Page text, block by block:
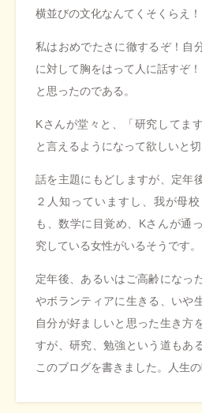
横並びの文化なんてくそくらえ！
私はおめでたさに徹するぞ！自
に対して胸をはって人に話すぞ！
と思ったのである。
Kさんが堂々と、「研究してま
と言えるようになって欲しいと切
話を主題にもどしますが、定年
２人知っていますし、我が母
も、数学に目覚め、Kさんが通
究している女性がいるそうです。
定年後、あるいはご高齢になっ
やボランティアに生きる、いや
自分が好ましいと思った生き方
すが、研究、勉強という道もあ
このブログを書きました。人生